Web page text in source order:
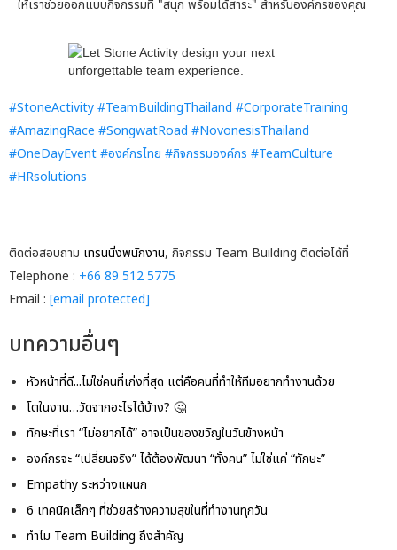
ให้เราช่วยออกแบบกิจกรรมที่ "สนุก พร้อมได้สาระ" สำหรับองค์กรของคุณ
#StoneActivity #TeamBuildingThailand #CorporateTraining
#AmazingRace #SongwatRoad #NovonesisThailand
#OneDayEvent #องค์กรไทย #กิจกรรมองค์กร #TeamCulture
#HRsolutions
ติดต่อสอบถาม เทรนนิ่งพนักงาน, กิจกรรม Team Building ติดต่อได้ที่
Telephone : +66 89 512 5775
Email : [email protected]
บทความอื่นๆ
หัวหน้าที่ดี...ไม่ใช่คนที่เก่งที่สุด แต่คือคนที่ทำให้ทีมอยากทำงานด้วย
โตในงาน…วัดจากอะไรได้บ้าง? 🤔
ทักษะที่เรา “ไม่อยากได้” อาจเป็นของขวัญในวันข้างหน้า
องค์กรจะ “เปลี่ยนจริง” ได้ต้องพัฒนา “ทั้งคน” ไม่ใช่แค่ “ทักษะ”
Empathy ระหว่างแผนก
6 เทคนิคเล็กๆ ที่ช่วยสร้างความสุขในที่ทำงานทุกวัน
ทำไม Team Building ถึงสำคัญ